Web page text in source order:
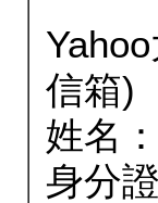
信箱)
姓名：
身分